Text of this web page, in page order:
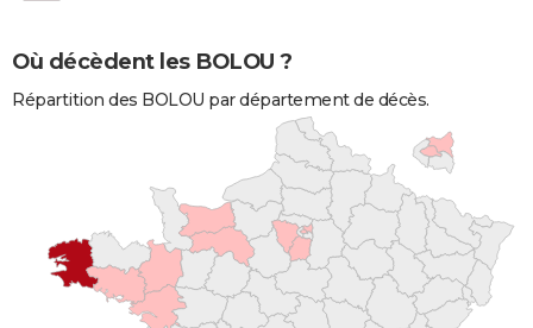
Où décèdent les BOLOU ?
Répartition des BOLOU par département de décès.